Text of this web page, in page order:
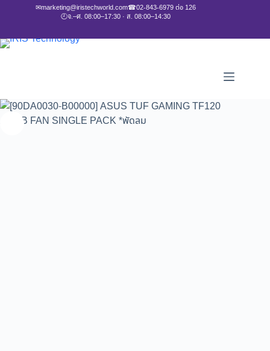
✉marketing@iristechworld.com☎02-843-6979 ต่อ 126
🕘จ.–ศ. 08:00–17:30 · ส. 08:00–14:30